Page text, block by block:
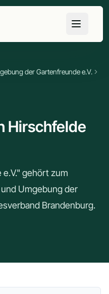
der Gartenfreunde e.V.
Hirschfelde
e.V." gehört zum
Umgebung der
Brandenburg.